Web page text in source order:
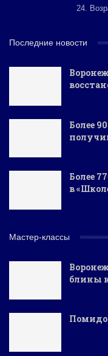
24.
Последние новости
Более
Более
в
Мастер-классы
блины